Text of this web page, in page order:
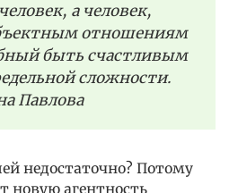
а человек,
отношениям
быть счастливым
сложности.
Павлова
недостаточно? Потому
новую агентность